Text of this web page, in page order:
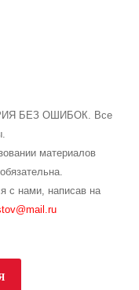
БЕЗ ОШИБОК. Все
материалов
с нами, написав на